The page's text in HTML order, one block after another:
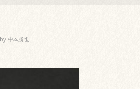
by中本勝也